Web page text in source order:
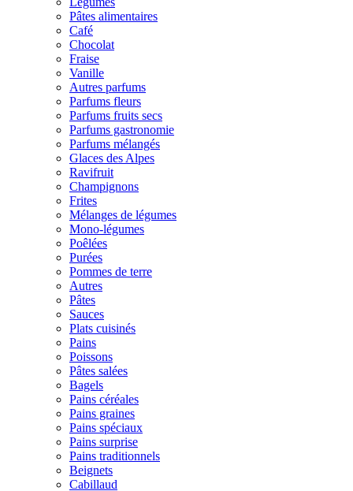
Pâtes alimentaires
Café
Chocolat
Fraise
Vanille
Autres parfums
Parfums fleurs
Parfums fruits secs
Parfums gastronomie
Parfums mélangés
Glaces des Alpes
Ravifruit
Champignons
Frites
Mélanges de légumes
Mono-légumes
Poêlées
Purées
Pommes de terre
Autres
Pâtes
Sauces
Plats cuisinés
Pains
Poissons
Pâtes salées
Bagels
Pains céréales
Pains graines
Pains spéciaux
Pains surprise
Pains traditionnels
Beignets
Cabillaud